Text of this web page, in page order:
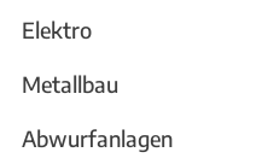
Elektro
Metallbau
Abwurfanlagen